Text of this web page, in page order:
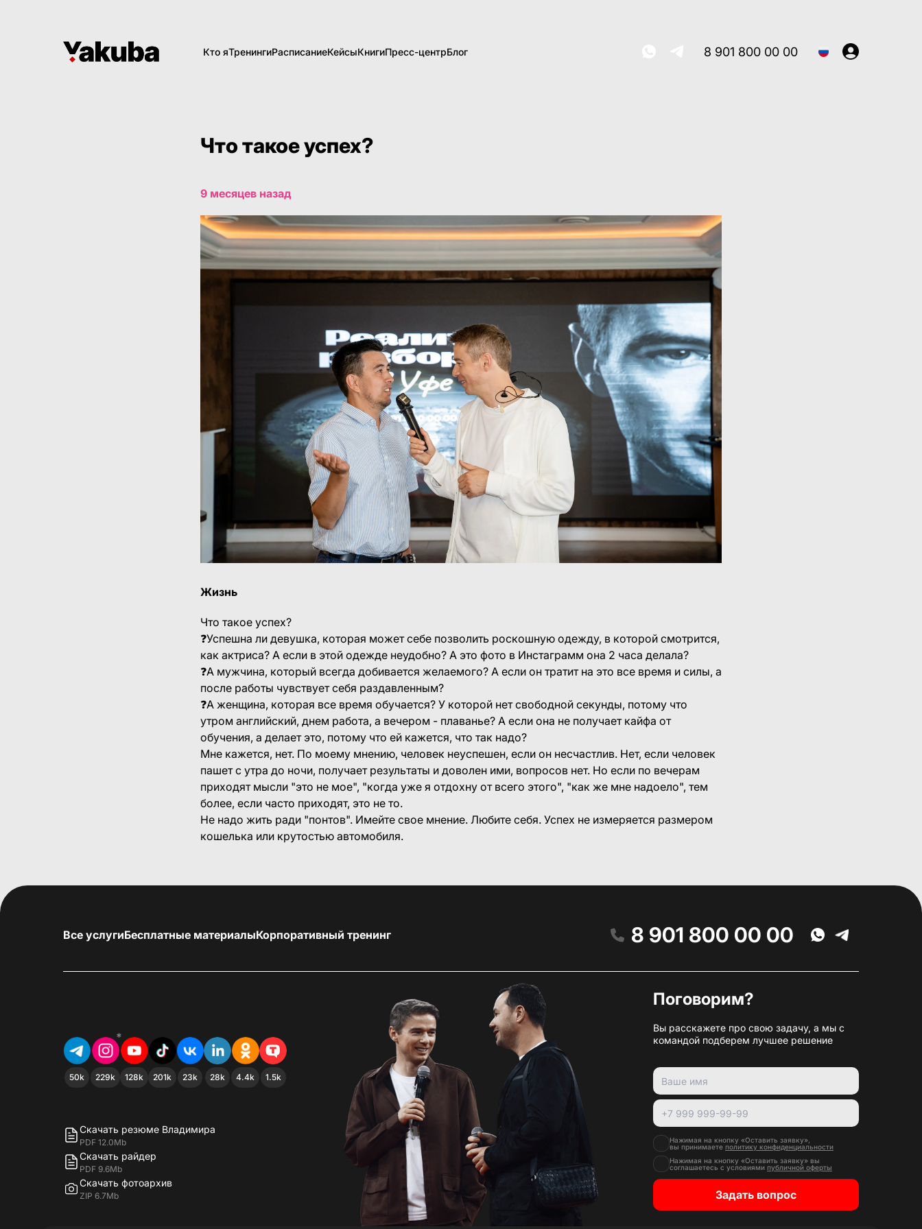
Кто яТренингиРасписаниеКейсыКнигиПресс-центрБлог 8 901 800 00 00
Что такое успех?
9 месяцев назад
Жизнь
Что такое успех?
❓Успешна ли девушка, которая может себе позволить роскошную одежду, в которой смотрится,
как актриса? А если в этой одежде неудобно? А это фото в Инстаграмм она 2 часа делала?
❓А мужчина, который всегда добивается желаемого? А если он тратит на это все время и силы, а
после работы чувствует себя раздавленным?
❓А женщина, которая все время обучается? У которой нет свободной секунды, потому что
утром английский, днем работа, а вечером - плаванье? А если она не получает кайфа от
обучения, а делает это, потому что ей кажется, что так надо?
Мне кажется, нет. По моему мнению, человек неуспешен, если он несчастлив. Нет, если человек
пашет с утра до ночи, получает результаты и доволен ими, вопросов нет. Но если по вечерам
приходят мысли "это не мое", "когда уже я отдохну от всего этого", "как же мне надоело", тем
более, если часто приходят, это не то.
Не надо жить ради "понтов". Имейте свое мнение. Любите себя. Успех не измеряется размером
кошелька или крутостью автомобиля.
Все услугиБесплатные материалыКорпоративный тренинг 8 901 800 00 00
50k
*
229k 128k 201k 23k 28k 4.4k 1.5k
Скачать резюме Владимира
PDF 12.0Mb
Скачать райдер
PDF 9.6Mb
Скачать фотоархив
ZIP 6.7Mb
Поговорим?
Вы расскажете про свою задачу, а мы с
командой подберем лучшее решение
Нажимая на кнопку «Оставить заявку»,
вы принимаете политику конфиденциальности
Нажимая на кнопку «Оставить заявку» вы
соглашаетесь с условиями публичной оферты
Задать вопрос